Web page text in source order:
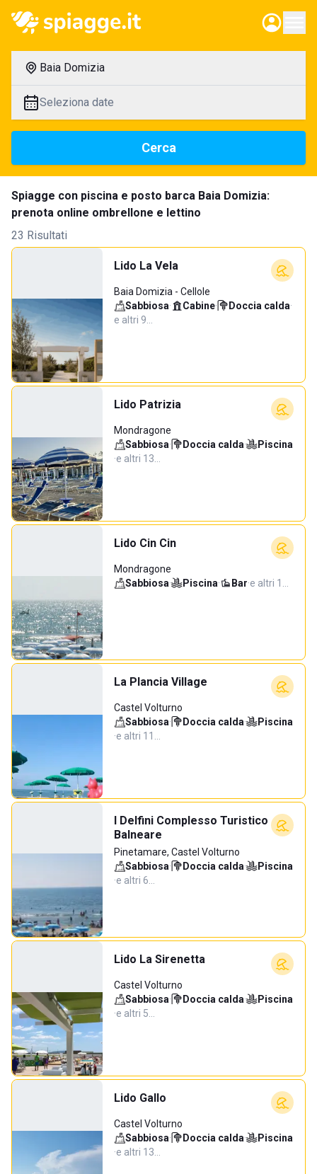
Baia Domizia
Seleziona date
Cerca
Spiagge con piscina e posto barca Baia Domizia:
prenota online ombrellone e lettino
23 Risultati
Lido La Vela
Baia Domizia - Cellole
Sabbiosa· Cabine· Doccia calda·
e altri 9…
Lido Patrizia
Mondragone
Sabbiosa· Doccia calda·
Piscina
·e altri 13…
Lido Cin Cin
Mondragone
Sabbiosa· Piscina· Bar·e altri 1…
La Plancia Village
Castel Volturno
Sabbiosa· Doccia calda·
Piscina
·e altri 11…
I Delfini Complesso Turistico
Balneare
Pinetamare, Castel Volturno
Sabbiosa· Doccia calda·
Piscina
·e altri 6…
Lido La Sirenetta
Castel Volturno
Sabbiosa· Doccia calda·
Piscina
·e altri 5…
Lido Gallo
Castel Volturno
Sabbiosa· Doccia calda·
Piscina
·e altri 13…